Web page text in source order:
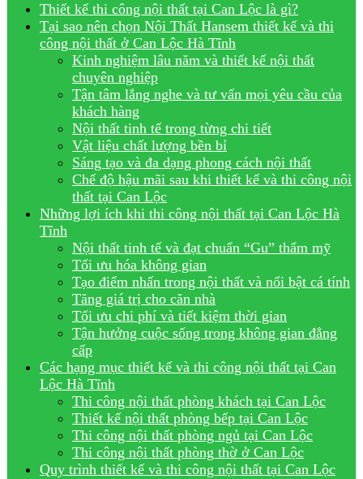
Thiết kế thi công nội thất tại Can Lộc là gì?
Tại sao nên chọn Nội Thất Hansem thiết kế và thi
công nội thất ở Can Lộc Hà Tĩnh
Kinh nghiệm lâu năm và thiết kế nội thất
chuyên nghiệp
Tận tâm lắng nghe và tư vấn mọi yêu cầu của
khách hàng
Nội thất tinh tế trong từng chi tiết
Vật liệu chất lượng bền bỉ
Sáng tạo và đa dạng phong cách nội thất
Chế độ hậu mãi sau khi thiết kế và thi công nội
thất tại Can Lộc
Những lợi ích khi thi công nội thất tại Can Lộc Hà
Tĩnh
Nội thất tinh tế và đạt chuẩn “Gu” thẩm mỹ
Tối ưu hóa không gian
Tạo điểm nhấn trong nội thất và nổi bật cá tính
Tăng giá trị cho căn nhà
Tối ưu chi phí và tiết kiệm thời gian
Tận hưởng cuộc sống trong không gian đẳng
cấp
Các hạng mục thiết kế và thi công nội thất tại Can
Lộc Hà Tĩnh
Thi công nội thất phòng khách tại Can Lộc
Thiết kế nội thất phòng bếp tại Can Lộc
Thi công nội thất phòng ngủ tại Can Lộc
Thi công nội thất phòng thờ ở Can Lộc
Quy trình thiết kế và thi công nội thất tại Can Lộc